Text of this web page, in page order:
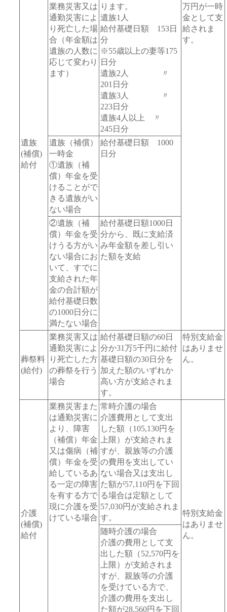
遺族
(補償)
給付
業務災害又は
通勤災害によ
り死亡した場
合（年金額は
遺族の人数に
応じて変わり
ます）
ります。
遺族1人
給付基礎日額 153日
分
※55歳以上の妻等175
日分
遺族2人 〃
201日分
遺族3人 〃
223日分
遺族4人以上 〃
245日分
万円が一時
金として支
給されま
す。
遺族（補償）
一時金
①遺族（補
償）年金を受
けることがで
きる遺族がい
ない場合
給付基礎日額 1000
日分
②遺族（補
償）年金を受
けうる方がい
ない場合にお
いて、すでに
支給された年
金の合計額が
給付基礎日数
の1000日分に
満たない場合
給付基礎日額1000日
分から、既に支給済
み年金額を差し引い
た額を支給
葬祭料
(給付)
業務災害又は
通勤災害によ
り死亡した方
の葬祭を行う
場合
給付基礎日額の60日
分か31万5千円に給付
基礎日額の30日分を
加えた額のいずれか
高い方が支給されま
す。
特別支給金
はありませ
ん。
介護
(補償)
給付
業務災害また
は通勤災害に
より、障害
（補償）年金
又は傷病（補
償）年金を受
給しているあ
る一定の障害
を有する方で
現に介護を受
けている場合
常時介護の場合
介護費用として支出
した額（105,130円を
上限）が支給されま
すが、親族等の介護
の費用を支出してい
ない場合又は支出し
た額が57,110円を下回
る場合は定額として
57,030円が支給されま
す。
特別支給金
はありませ
ん。
随時介護の場合
介護の費用として支
出した額（52,570円を
上限）が支給されま
すが、親族等の介護
を受けている方で、
介護の費用を支出し
た額が28,560円を下回